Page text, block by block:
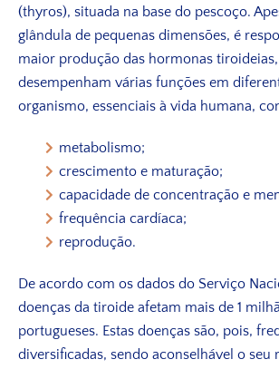
(thyros), situada na base do pescoço.
glândula de pequenas dimensões, é
maior produção das hormonas
desempenham várias funções em
organismo, essenciais à vida humana,
metabolismo;
crescimento e maturação;
capacidade de concentração e
frequência cardíaca;
reprodução.
De acordo com os dados do Serviço
doenças da tiroide afetam mais de 1
portugueses. Estas doenças são, pois,
diversificadas, sendo aconselhável o seu